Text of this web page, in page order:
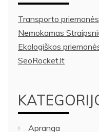
Transporto
Nemokamas
Ekologiškos
SeoRocket.lt
Apranga